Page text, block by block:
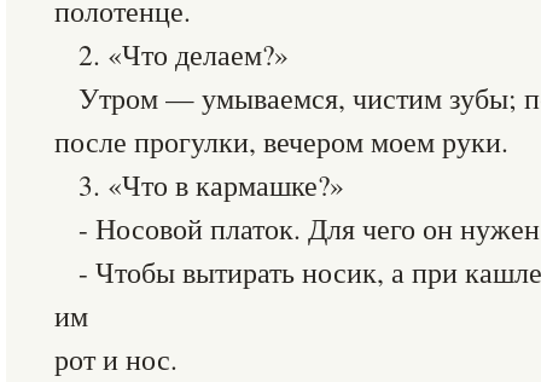
полотенце.
2. «Что делаем?»
Утром — умываемся, чистим зубы;
после прогулки, вечером моем руки.
3. «Что в кармашке?»
- Носовой платок. Для чего он
- Чтобы вытирать носик, а при
им
рот и нос.